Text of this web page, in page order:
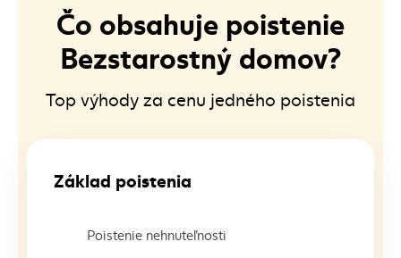
Čo obsahuje poistenie
Bezstarostný domov?
Top výhody za cenu jedného poistenia
Základ poistenia
Poistenie nehnuteľnosti